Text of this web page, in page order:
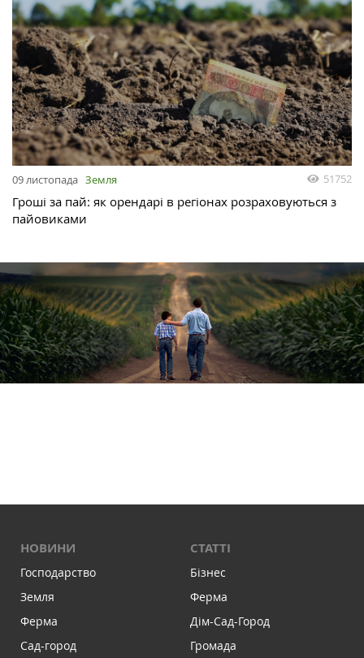
09 листопада Земля 51752
Гроші за пай: як орендарі в регіонах розраховуються з
пайовиками
НОВИНИ
Господарство
Земля
Ферма
Сад-город
СТАТТІ
Бізнес
Ферма
Дім-Сад-Город
Громада